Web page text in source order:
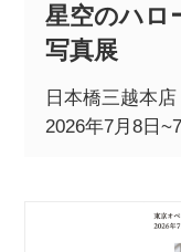
星空のハ
写真展
日本橋三越本
2026年7月8日